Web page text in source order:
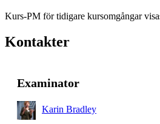
Kurs-PM för tidigare kursomgångar
Kontakter
Examinator
Karin Bradley